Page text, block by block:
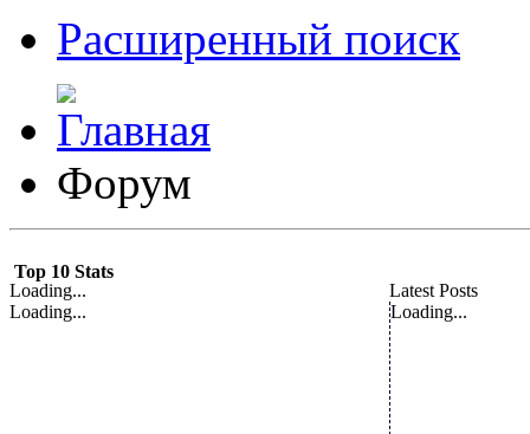
Расширенный поиск
Форум
Top 10 Stats
Loading...
Latest Posts
Loading...
Loading...